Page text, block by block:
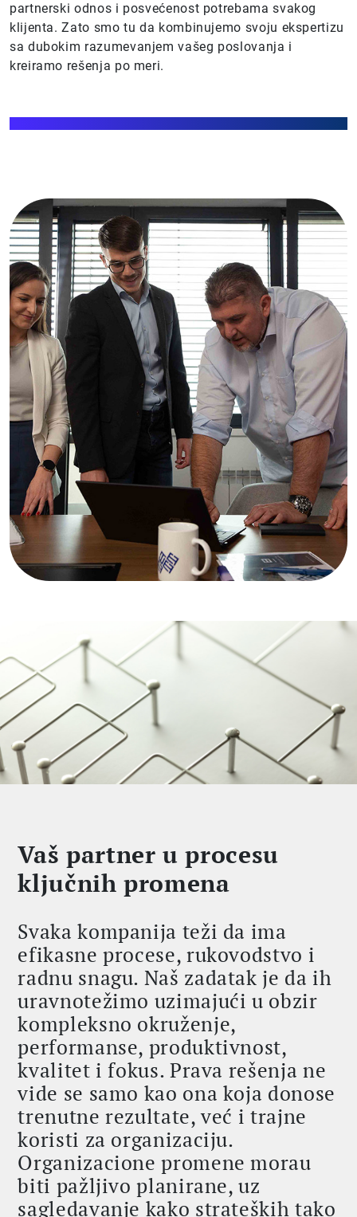
partnerski odnos i posvećenost potrebama svakog
klijenta. Zato smo tu da kombinujemo svoju ekspertizu
sa dubokim razumevanjem vašeg poslovanja i
kreiramo rešenja po meri.
Vaš partner u procesu
ključnih promena
Svaka kompanija teži da ima
efikasne procese, rukovodstvo i
radnu snagu. Naš zadatak je da ih
uravnotežimo uzimajući u obzir
kompleksno okruženje,
performanse, produktivnost,
kvalitet i fokus. Prava rešenja ne
vide se samo kao ona koja donose
trenutne rezultate, već i trajne
koristi za organizaciju.
Organizacione promene morau
biti pažljivo planirane, uz
sagledavanje kako strateških tako